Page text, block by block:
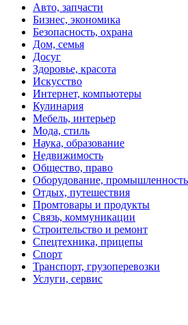
Авто, запчасти
Бизнес, экономика
Безопасность, охрана
Дом, семья
Досуг
Здоровье, красота
Искусство
Интернет, компьютеры
Кулинария
Мебель, интерьер
Мода, стиль
Наука, образование
Недвижимость
Общество, право
Оборудование, промышленность
Отдых, путешествия
Промтовары и продукты
Связь, коммуникации
Строительство и ремонт
Спецтехника, прицепы
Спорт
Транспорт, грузоперевозки
Услуги, сервис